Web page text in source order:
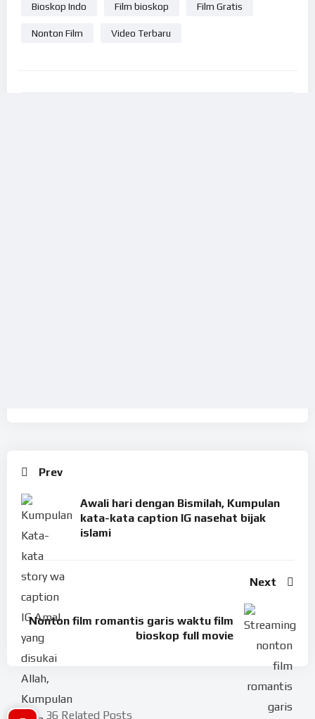
Bioskop Indo Film bioskop Film Gratis
Nonton Film Video Terbaru
Prev
Awali hari dengan Bismilah, Kumpulan
kata-kata caption IG nasehat bijak
islami
Next
Nonton film romantis garis waktu film
bioskop full movie
36 Related Posts